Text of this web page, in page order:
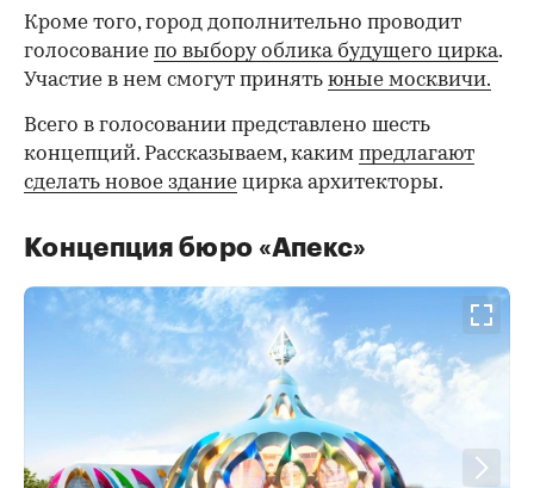
Кроме того, город дополнительно проводит
голосование по выбору облика будущего цирка.
Участие в нем смогут принять юные москвичи.
Всего в голосовании представлено шесть
концепций. Рассказываем, каким предлагают
сделать новое здание цирка архитекторы.
00:00 / 00:00
Концепция бюро «Апекс»